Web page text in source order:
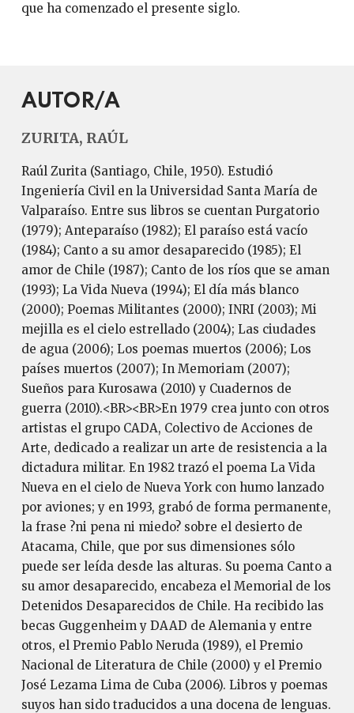
que ha comenzado el presente siglo.
AUTOR/A
ZURITA, RAÚL
Raúl Zurita (Santiago, Chile, 1950). Estudió
Ingeniería Civil en la Universidad Santa María de
Valparaíso. Entre sus libros se cuentan Purgatorio
(1979); Anteparaíso (1982); El paraíso está vacío
(1984); Canto a su amor desaparecido (1985); El
amor de Chile (1987); Canto de los ríos que se aman
(1993); La Vida Nueva (1994); El día más blanco
(2000); Poemas Militantes (2000); INRI (2003); Mi
mejilla es el cielo estrellado (2004); Las ciudades
de agua (2006); Los poemas muertos (2006); Los
países muertos (2007); In Memoriam (2007);
Sueños para Kurosawa (2010) y Cuadernos de
guerra (2010).<BR><BR>En 1979 crea junto con otros
artistas el grupo CADA, Colectivo de Acciones de
Arte, dedicado a realizar un arte de resistencia a la
dictadura militar. En 1982 trazó el poema La Vida
Nueva en el cielo de Nueva York con humo lanzado
por aviones; y en 1993, grabó de forma permanente,
la frase ?ni pena ni miedo? sobre el desierto de
Atacama, Chile, que por sus dimensiones sólo
puede ser leída desde las alturas. Su poema Canto a
su amor desaparecido, encabeza el Memorial de los
Detenidos Desaparecidos de Chile. Ha recibido las
becas Guggenheim y DAAD de Alemania y entre
otros, el Premio Pablo Neruda (1989), el Premio
Nacional de Literatura de Chile (2000) y el Premio
José Lezama Lima de Cuba (2006). Libros y poemas
suyos han sido traducidos a una docena de lenguas.